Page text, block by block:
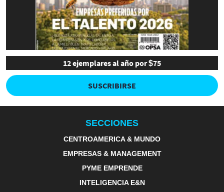
12 ejemplares al año por $75
SUSCRIBIRSE
SECCIONES
CENTROAMERICA & MUNDO
EMPRESAS & MANAGEMENT
PYME EMPRENDE
INTELIGENCIA E&N